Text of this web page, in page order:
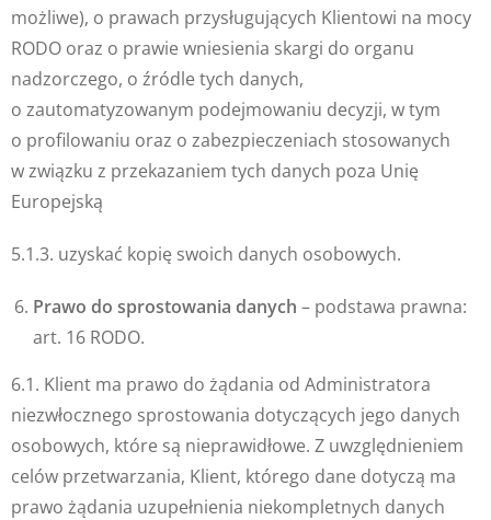
możliwe), o prawach przysługujących Klientowi na mocy
RODO oraz o prawie wniesienia skargi do organu
nadzorczego, o źródle tych danych,
o zautomatyzowanym podejmowaniu decyzji, w tym
o profilowaniu oraz o zabezpieczeniach stosowanych
w związku z przekazaniem tych danych poza Unię
Europejską
5.1.3. uzyskać kopię swoich danych osobowych.
Prawo do sprostowania danych – podstawa prawna:
art. 16 RODO.
6.1. Klient ma prawo do żądania od Administratora
niezwłocznego sprostowania dotyczących jego danych
osobowych, które są nieprawidłowe. Z uwzględnieniem
celów przetwarzania, Klient, którego dane dotyczą ma
prawo żądania uzupełnienia niekompletnych danych